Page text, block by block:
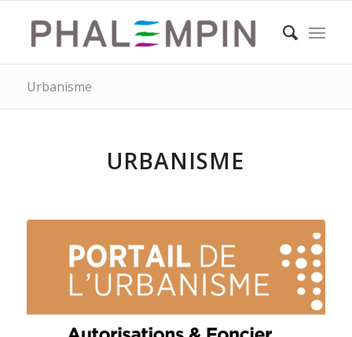
Urbanisme
URBANISME